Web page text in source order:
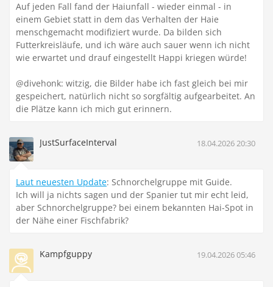
Auf jeden Fall fand der Haiunfall - wieder einmal - in
einem Gebiet statt in dem das Verhalten der Haie
menschgemacht modifiziert wurde. Da bilden sich
Futterkreisläufe, und ich wäre auch sauer wenn ich nicht
wie erwartet und drauf eingestellt Happi kriegen würde!
@divehonk: witzig, die Bilder habe ich fast gleich bei mir
gespeichert, natürlich nicht so sorgfältig aufgearbeitet. An
die Plätze kann ich mich gut erinnern.
JustSurfaceInterval 18.04.2026 20:30
Laut neuesten Update: Schnorchelgruppe mit Guide.
Ich will ja nichts sagen und der Spanier tut mir echt leid,
aber Schnorchelgruppe? bei einem bekannten Hai-Spot in
der Nähe einer Fischfabrik?
Kampfguppy 19.04.2026 05:46